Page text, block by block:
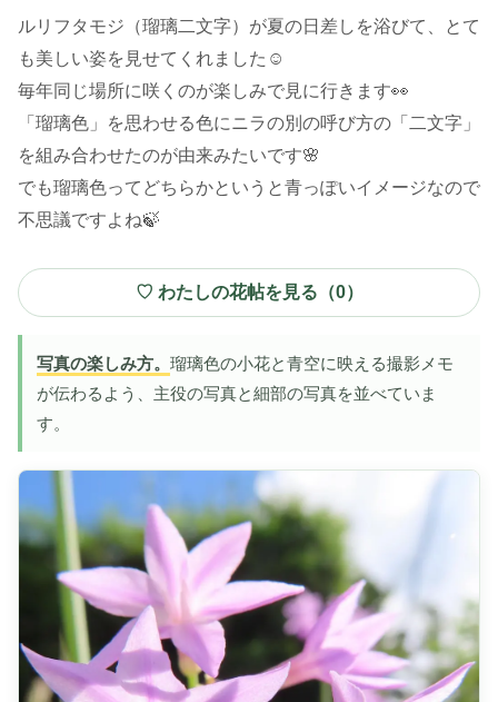
ルリフタモジ（瑠璃二文字）が夏の日差しを浴びて、とて
も美しい姿を見せてくれました☺️
毎年同じ場所に咲くのが楽しみで見に行きます👀
「瑠璃色」を思わせる色にニラの別の呼び方の「二文字」
を組み合わせたのが由来みたいです🌸
でも瑠璃色ってどちらかというと青っぽいイメージなので
不思議ですよね🍃
♡ わたしの花帖を見る（0）
写真の楽しみ方。 瑠璃色の小花と青空に映える撮影メモ
が伝わるよう、主役の写真と細部の写真を並べていま
す。